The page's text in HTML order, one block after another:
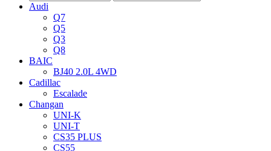
Audi
Q7
Q5
Q3
Q8
BAIC
BJ40 2.0L 4WD
Cadillac
Escalade
Changan
UNI-K
UNI-T
CS35 PLUS
CS55